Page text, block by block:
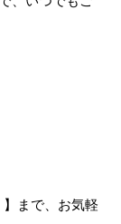
】まで、お気軽